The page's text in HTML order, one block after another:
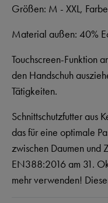
Größen: M - XXL,
Material außen: 40%
Touchscreen-Funktion
den Handschuh
Tätigkeiten.
Schnittschutzfutter aus
das für eine optimale
zwischen Daumen und
EN388:2016 am 31.
mehr verwenden!